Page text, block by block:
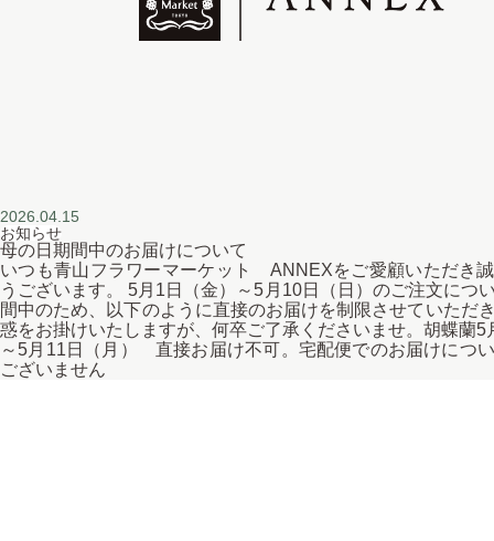
2026.04.15
お知らせ
母の日期間中のお届けについて
いつも青山フラワーマーケット ANNEXをご愛顧いただき
うございます。 5月1日（金）～5月10日（日）のご注文につ
間中のため、以下のように直接のお届けを制限させていただ
惑をお掛けいたしますが、何卒ご了承くださいませ。胡蝶蘭5
～5月11日（月） 直接お届け不可。宅配便でのお届けにつ
ございません